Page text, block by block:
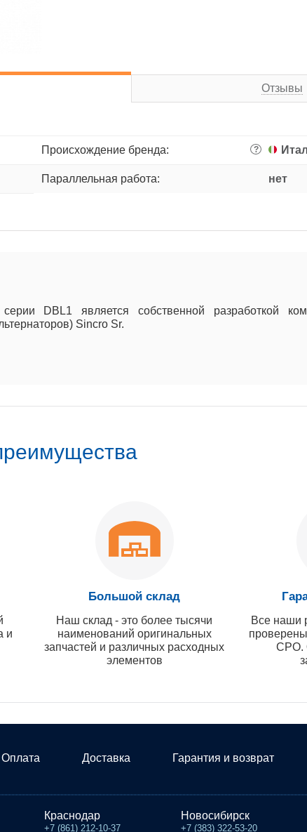
Отзывы
Происхождение бренда: ?
Параллельная работа: нет
DBL1 является собственной разработкой
Sincro Sr.
и
Большой склад
Наш склад - это более тысячи
наименований оригинальных
запчастей и различных расходных
элементов
Все наши
СРО.
Оплата Доставка Гарантия и возврат
Краснодар
+7 (861) 212-10-37
Новосибирск
+7 (383) 322-53-20